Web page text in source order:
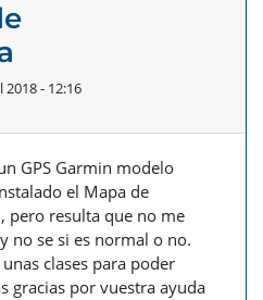
2018 - 12:16
GPS Garmin modelo
el Mapa de
pero resulta que no me
no se si es normal o no.
clases para poder
gracias por vuestra ayuda